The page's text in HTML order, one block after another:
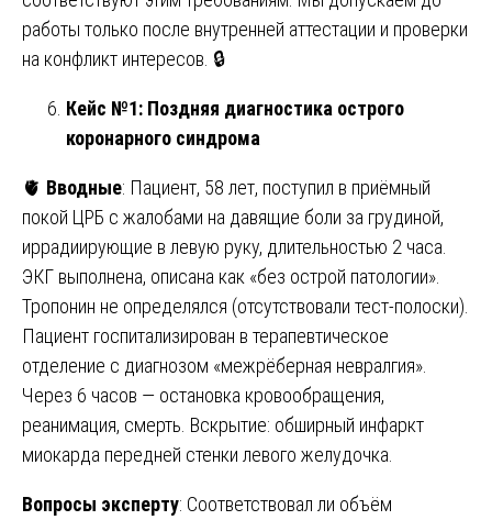
работы только после внутренней аттестации и проверки
на конфликт интересов. 🔒
Кейс №1: Поздняя диагностика острого
коронарного синдрома
🫀 Вводные: Пациент, 58 лет, поступил в приёмный
покой ЦРБ с жалобами на давящие боли за грудиной,
иррадиирующие в левую руку, длительностью 2 часа.
ЭКГ выполнена, описана как «без острой патологии».
Тропонин не определялся (отсутствовали тест-полоски).
Пациент госпитализирован в терапевтическое
отделение с диагнозом «межрёберная невралгия».
Через 6 часов — остановка кровообращения,
реанимация, смерть. Вскрытие: обширный инфаркт
миокарда передней стенки левого желудочка.
Вопросы эксперту: Соответствовал ли объём